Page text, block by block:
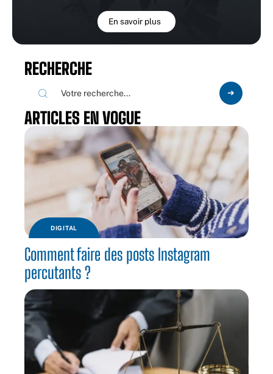
En savoir plus
RECHERCHE
ARTICLES EN VOGUE
DIGITAL
Comment faire des posts Instagram
percutants ?